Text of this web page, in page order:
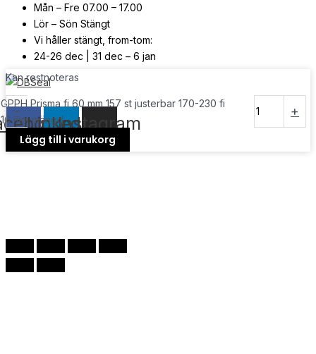
Mån – Fre 07.00 – 17.00
Lör – Sön Stängt
Vi håller stängt, from-tom:
24-26 dec | 31 dec – 6 jan
© Copyright2026 | Webb av Svensk Media Partner
Linkedin
Instagram
Kan restnoteras
-
GPPH Prisma fi 60 mm 157 st justerbar 170-230 fi
16 mm mängd
+
Lägg till i varukorg